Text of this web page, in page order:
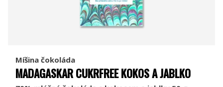
Míšina čokoláda
MADAGASKAR CUKRFREE KOKOS A JABLKO